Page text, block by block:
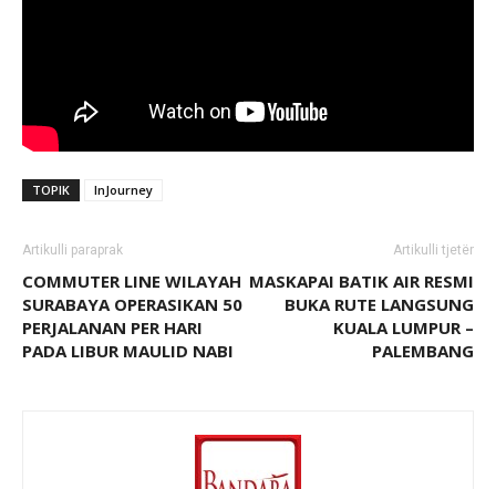
TOPIK InJourney
Artikulli paraprak
COMMUTER LINE WILAYAH
SURABAYA OPERASIKAN 50
PERJALANAN PER HARI
PADA LIBUR MAULID NABI
Artikulli tjetër
MASKAPAI BATIK AIR RESMI
BUKA RUTE LANGSUNG
KUALA LUMPUR –
PALEMBANG